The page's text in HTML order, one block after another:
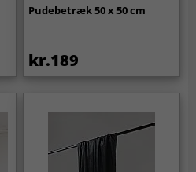
Pudebetræk 50 x 50 cm
kr.189